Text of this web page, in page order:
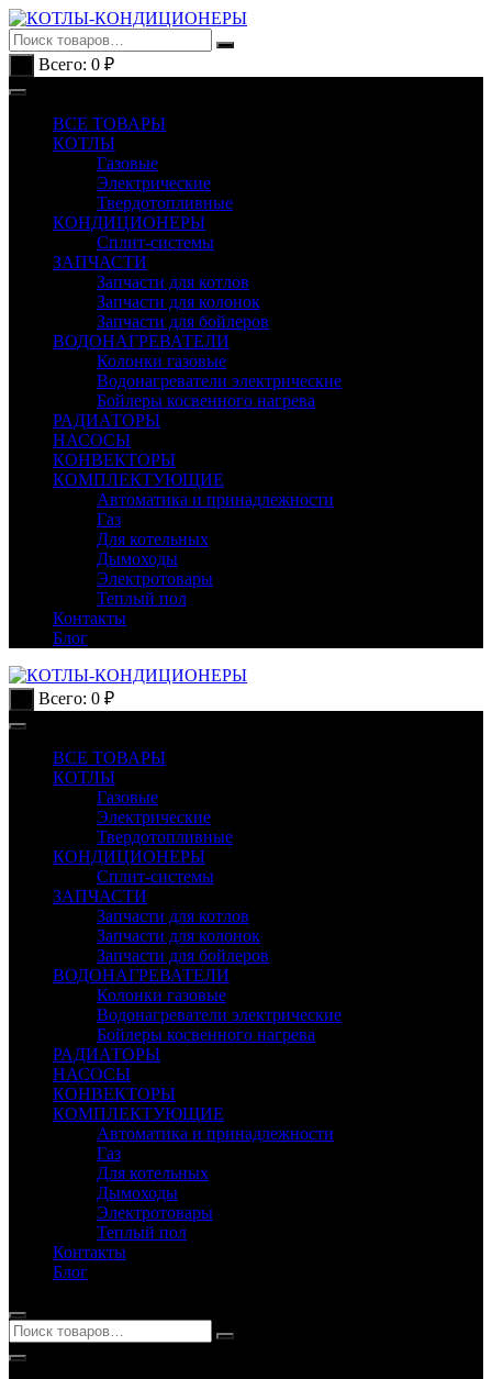
Перейти
к
содержимому
Всего: 0 ₽
ВСЕ ТОВАРЫ
КОТЛЫ
Газовые
Электрические
Твердотопливные
КОНДИЦИОНЕРЫ
Сплит-системы
ЗАПЧАСТИ
Запчасти для котлов
Запчасти для колонок
Запчасти для бойлеров
ВОДОНАГРЕВАТЕЛИ
Колонки газовые
Водонагреватели электрические
Бойлеры косвенного нагрева
РАДИАТОРЫ
НАСОСЫ
КОНВЕКТОРЫ
КОМПЛЕКТУЮЩИЕ
Автоматика и принадлежности
Газ
Для котельных
Дымоходы
Электротовары
Теплый пол
Контакты
Блог
Всего: 0 ₽
ВСЕ ТОВАРЫ
КОТЛЫ
Газовые
Электрические
Твердотопливные
КОНДИЦИОНЕРЫ
Сплит-системы
ЗАПЧАСТИ
Запчасти для котлов
Запчасти для колонок
Запчасти для бойлеров
ВОДОНАГРЕВАТЕЛИ
Колонки газовые
Водонагреватели электрические
Бойлеры косвенного нагрева
РАДИАТОРЫ
НАСОСЫ
КОНВЕКТОРЫ
КОМПЛЕКТУЮЩИЕ
Автоматика и принадлежности
Газ
Для котельных
Дымоходы
Электротовары
Теплый пол
Контакты
Блог